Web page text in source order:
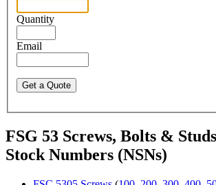
Quantity
Email
FSG 53 Screws, Bolts &
Stock Numbers (NSNs)